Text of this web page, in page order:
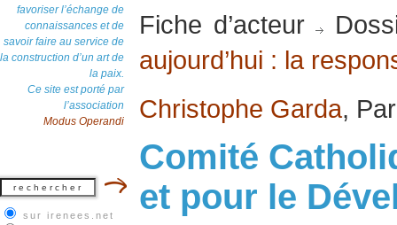
favoriser l’échange de
connaissances et de
savoir faire au service de
la construction d’un art de
la paix.
Ce site est porté par
l’association
Modus Operandi
sur irenees.net
Fiche d’acteur
aujourd’hui : la
Christophe Garda,
Comité
et pour le